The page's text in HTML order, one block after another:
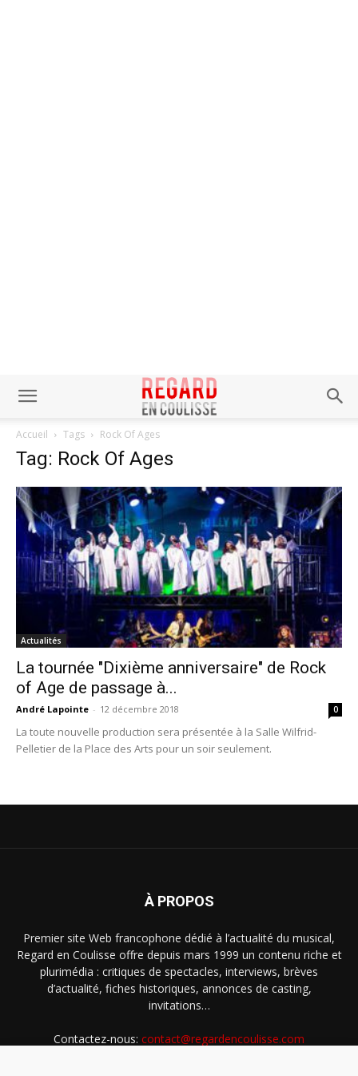
Accueil Tags Rock Of Ages
Tag: Rock Of Ages
Actualités
La tournée "Dixième anniversaire" de Rock
of Age de passage à...
André Lapointe - 12 décembre 2018 0
La toute nouvelle production sera présentée à la Salle Wilfrid-
Pelletier de la Place des Arts pour un soir seulement.
À PROPOS
Premier site Web francophone dédié à l’actualité du musical,
Regard en Coulisse offre depuis mars 1999 un contenu riche et
plurimédia : critiques de spectacles, interviews, brèves
d’actualité, fiches historiques, annonces de casting,
invitations…
Contactez-nous: contact@regardencoulisse.com